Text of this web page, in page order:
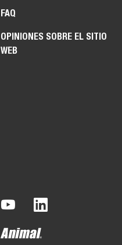
FAQ
OPINIONES SOBRE EL SITIO
WEB